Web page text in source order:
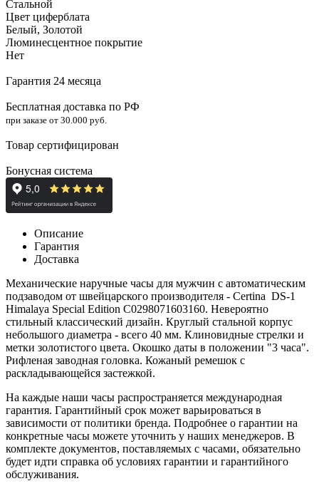
Стальной
Цвет циферблата
Белый, Золотой
Люминесцентное покрытие
Нет
Гарантия 24 месяца
Бесплатная доставка по РФ
при заказе от 30.000 руб.
Товар сертифицирован
Бонусная система
Описание
Гарантия
Доставка
Механические наручные часы для мужчин с автоматическим
подзаводом от швейцарского производителя - Certina DS-1
Himalaya Special Edition C0298071603160. Невероятно
стильный классический дизайн. Круглый стальной корпус
небольшого диаметра - всего 40 мм. Клиновидные стрелки и
метки золотистого цвета. Окошко даты в положении "3 часа".
Рифленая заводная головка. Кожаный ремешок с
раскладывающейся застежкой.
На каждые наши часы распространяется международная
гарантия. Гарантийный срок может варьироваться в
зависимости от политики бренда. Подробнее о гарантии на
конкретные часы можете уточнить у наших менеджеров. В
комплекте документов, поставляемых с часами, обязательно
будет идти справка об условиях гарантии и гарантийного
обслуживания.